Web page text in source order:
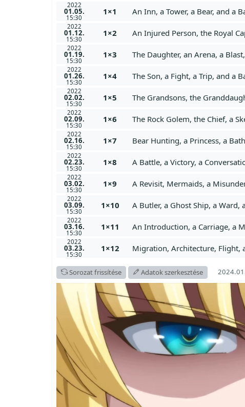
2022
01.05.
15:30
1×1 An Inn, a Tower, a Bear, and a
2022
01.12.
15:30
1×2 An Injured Person, the Royal
2022
01.19.
15:30
1×3 The Daughter, an Arena, a
2022
01.26.
15:30
1×4 The Son, a Fight, a Trip, and a
2022
02.02.
15:30
1×5 The Grandsons, the
2022
02.09.
15:30
1×6 The Rock Golem, the Chief, a
2022
02.16.
15:30
1×7 Bear Hunting, a Princess, a
2022
02.23.
15:30
1×8 A Battle, a Victory, a
2022
03.02.
15:30
1×9 A Revisit, Mermaids, a
2022
03.09.
15:30
1×10 A Butler, a Ghost Ship, a
2022
03.16.
15:30
1×11 An Introduction, a Carriage, a
2022
03.23.
15:30
1×12 Migration, Architecture, Flight,
Sorozat frissítése Adatok szerkesztése